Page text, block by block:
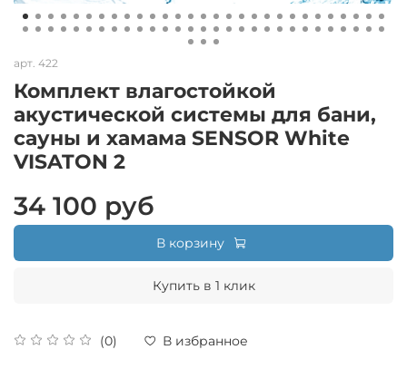
арт. 422
Комплект влагостойкой
акустической системы для бани,
сауны и хамама SENSOR White
VISATON 2
(0) В избранное
34 100 руб
В корзину
Купить в 1 клик